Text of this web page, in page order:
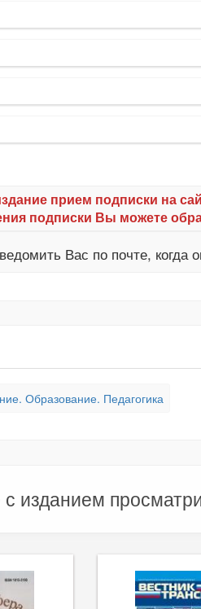
прием подписки на
подписки Вы можете
Вас по почте, когда
Образование. Педагогика
изданием